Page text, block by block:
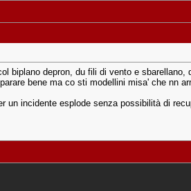
biplano depron, du fili di vento e
bene ma co sti modellini misa' che nn
un incidente esplode senza possibilità di